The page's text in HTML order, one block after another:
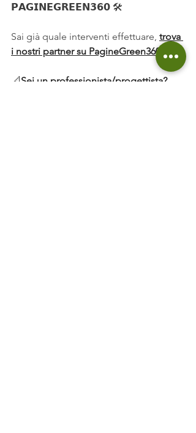
𝗣𝗔𝗚𝗜𝗡𝗘𝗚𝗥𝗘𝗘𝗡𝟯𝟲𝟬 🛠️
Sai già quale interventi effettuare, trova
i nostri partner su PagineGreen360
📐Sei un professionista/progettista?